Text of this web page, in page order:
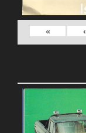
›
»